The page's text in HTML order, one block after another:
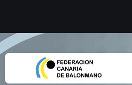
El tren